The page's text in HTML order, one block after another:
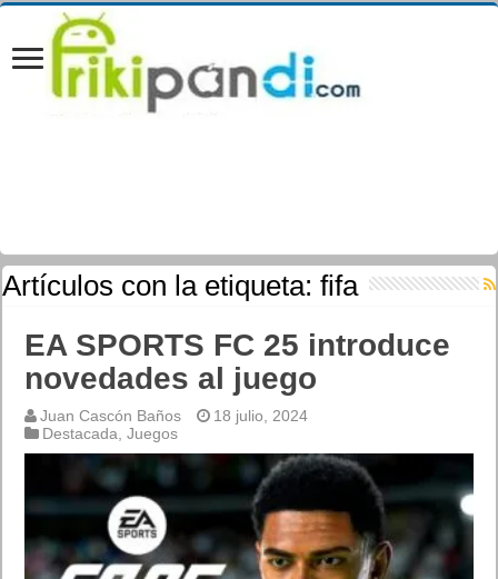
Artículos con la etiqueta:fifa
EA SPORTS FC 25 introduce
novedades al juego
Juan Cascón Baños
18 julio, 2024
Destacada ,Juegos